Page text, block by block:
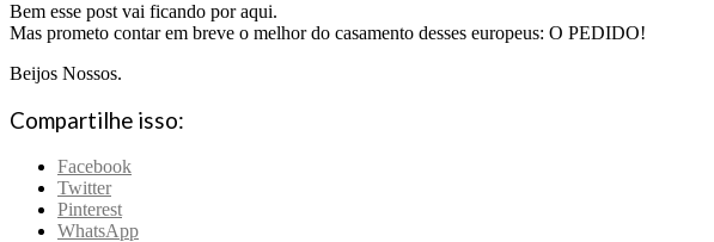
Bem esse post vai ficando por aqui.
Mas prometo contar em breve o melhor do casamento desses europeus: O PEDIDO!
Beijos Nossos.
Compartilhe isso:
Facebook
Twitter
Pinterest
WhatsApp